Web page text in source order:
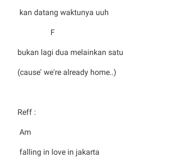
kan datang waktunya uuh
F
bukan lagi dua melainkan satu
(cause' we're already home..)
Reff :
Am
falling in love in jakarta